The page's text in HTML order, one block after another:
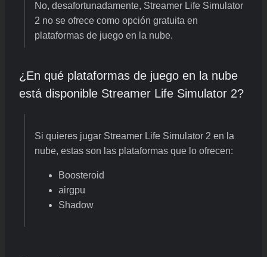
No, desafortunadamente, Streamer Life Simulator
2 no se ofrece como opción gratuita en
plataformas de juego en la nube.
¿En qué plataformas de juego en la nube
está disponible Streamer Life Simulator 2?
Si quieres jugar Streamer Life Simulator 2 en la
nube, estas son las plataformas que lo ofrecen:
Boosteroid
airgpu
Shadow